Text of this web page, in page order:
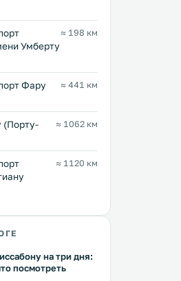
Умберту
≈ 198 км
Фару
≈ 441 км
(Порту-
≈ 1062 км
≈ 1120 км
на три дня:
посмотреть